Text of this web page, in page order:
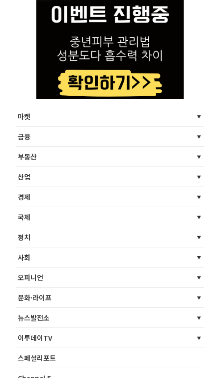
마켓
금융
부동산
산업
경제
국제
정치
사회
오피니언
문화·라이프
뉴스발전소
이투데이TV
스페셜리포트